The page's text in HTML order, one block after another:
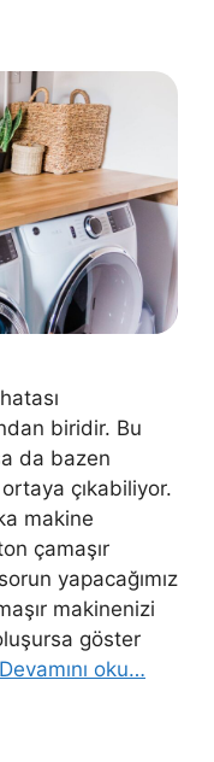
biridir. Bu
da bazen
çıkabiliyor.
makine
çamaşır
yapacağımız
makinenizi
göster
Devamını oku…